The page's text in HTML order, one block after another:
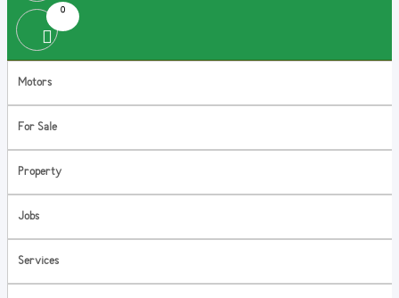
0
Motors
For Sale
Property
Jobs
Services